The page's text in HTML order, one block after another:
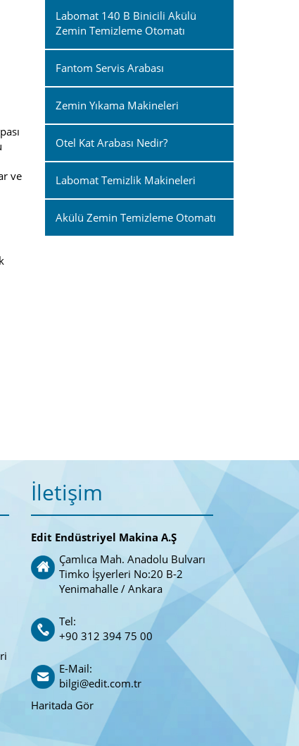
ve
Labomat 140 B Binicili Akülü
Zemin Temizleme Otomatı
Fantom Servis Arabası
Zemin Yıkama Makineleri
Otel Kat Arabası Nedir?
Labomat Temizlik Makineleri
Akülü Zemin Temizleme Otomatı
İletişim
Edit Endüstriyel Makina A.Ş
Çamlıca Mah. Anadolu Bulvarı
Timko İşyerleri No:20 B-2
Yenimahalle / Ankara
Tel:
+90 312 394 75 00
E-Mail:
bilgi@edit.com.tr
Haritada Gör